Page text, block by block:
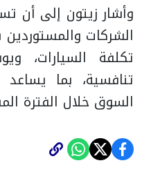
وأشار زيتون إلى أن
الشركات
تكلفة السيارات،
تنافسية، بما
السوق خلال الفترة